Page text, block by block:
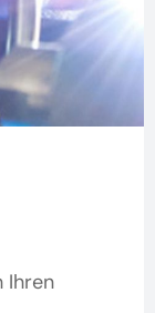
Ihren